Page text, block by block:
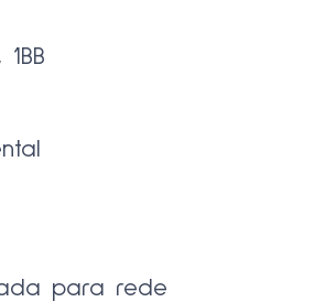
para rede